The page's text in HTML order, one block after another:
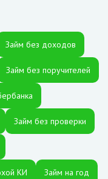
Займ без доходов
Займ без поручителей
Займ без проверки
КИ Займ на год